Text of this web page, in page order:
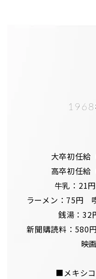
1968
大卒初任給
高卒初任給
牛乳：21
ラーメン：75円
銭湯：
新聞購読料：580
映
■メキシ